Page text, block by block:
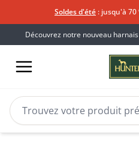
Soldes d'été : jusqu'à
Découvrez notre nouveau